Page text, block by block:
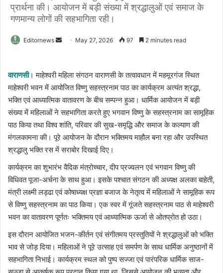
प्रार्थना की। आयोजन में बड़ी संख्या में श्रद्धालुओं एवं समाज के
गणमान्य लोगों की सहभागिता रही।
Editornews
Send May 27, 2026 97 2 minutes read
वाराणसी। माहेश्वरी महिला संगठन वाराणसी के तत्वावधान में महमूरगंज स्थित
माहेश्वरी भवन में आयोजित विष्णु सहस्त्रनाम पाठ का कार्यक्रम अत्यंत श्रद्धा,
भक्ति एवं आध्यात्मिक वातावरण के बीच सम्पन्न हुआ। धार्मिक आयोजन में बड़ी
संख्या में महिलाओं ने सहभागिता करते हुए भगवान विष्णु के सहस्त्रनाम का सामूहिक
पाठ किया तथा विश्व शांति, परिवार की सुख-समृद्धि और समाज के कल्याण की
मंगलकामना की। पूरे आयोजन के दौरान भक्तिमय माहौल बना रहा और उपस्थित
श्रद्धालु भक्ति रस में सराबोर दिखाई दिए।
कार्यक्रम का शुभारंभ वैदिक मंत्रोच्चार, दीप प्रज्वलन एवं भगवान विष्णु की
विधिवत पूजा-अर्चना के साथ हुआ। इसके पश्चात संगठन की अध्यक्ष अलका बाहेती,
मंत्री लक्ष्मी लड्ढा एवं कोषाध्यक्ष प्रज्ञा बजाज के नेतृत्व में महिलाओं ने सामूहिक रूप
से विष्णु सहस्त्रनाम का पाठ किया। एक स्वर में गूंजते सहस्त्रनाम पाठ से माहेश्वरी
भवन का वातावरण पूर्णतः भक्तिमय एवं आध्यात्मिक ऊर्जा से ओतप्रोत हो उठा।
इस दौरान आयोजित भजन-कीर्तन एवं संगीतमय प्रस्तुतियों ने श्रद्धालुओं को भक्ति
भाव से जोड़ दिया। महिलाओं ने पूरे उत्साह एवं समर्पण के साथ धार्मिक अनुष्ठानों में
सहभागिता निभाई। कार्यक्रम स्थल को पुष्प सज्जा एवं पारंपरिक धार्मिक साज-